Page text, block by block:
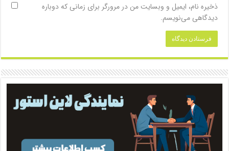
ذخیره نام، ایمیل و وبسایت من در مرورگر برای زمانی که دوباره
دیدگاهی می‌نویسم.